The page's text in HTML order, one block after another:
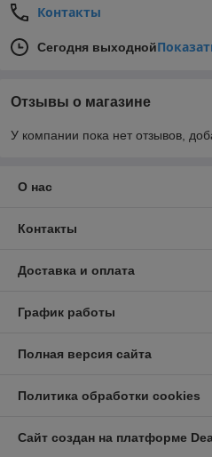
Контакты
Сегодня выходной
Отзывы о магазине
У компании пока нет отзывов,
О нас
Контакты
Доставка и оплата
График работы
Полная версия сайта
Политика обработки cookies
Сайт создан на платформе